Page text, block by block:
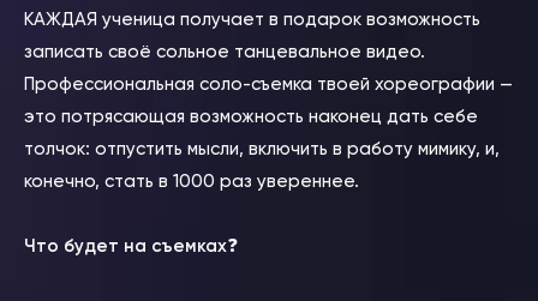
КАЖДАЯ ученица получает в подарок возможность
записать своё сольное танцевальное видео.
Профессиональная соло-съемка твоей хореографии —
это потрясающая возможность наконец дать себе
толчок: отпустить мысли, включить в работу мимику, и,
конечно, стать в 1000 раз увереннее.
Что будет на съемках❓